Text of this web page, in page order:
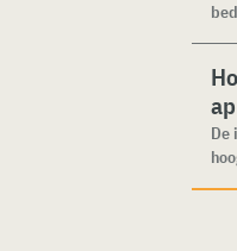
De